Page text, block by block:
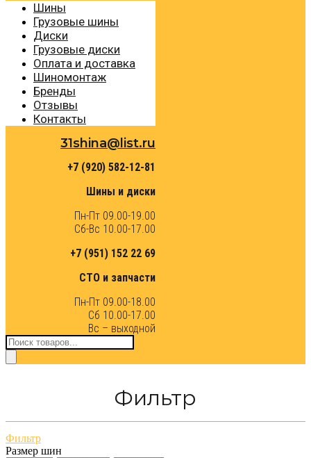
Шины
Грузовые шины
Диски
Грузовые диски
Оплата и доставка
Шиномонтаж
Бренды
Отзывы
Контакты
31shina@list.ru
+7 (920) 582-12-81
Шины и диски
Пн-Пт 09.00-19.00
Сб-Вс 10.00-17.00
+7 (951) 152 22 69
СТО и запчасти
Пн-Пт 09.00-18.00
Сб 10.00-17.00
Вс – выходной
Поиск
товаров
Фильтр
Фильтр
Размер шин